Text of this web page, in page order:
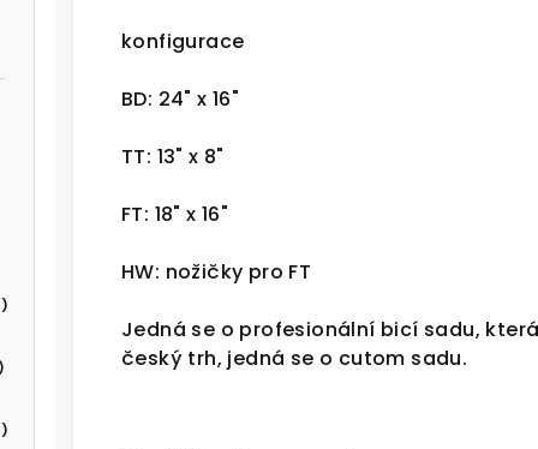
konfigurace
BD: 24" x 16"
TT: 13" x 8"
FT: 18" x 16"
HW: nožičky pro FT
Jedná se o profesionální bicí sadu,
český trh, jedná se o cutom sadu.